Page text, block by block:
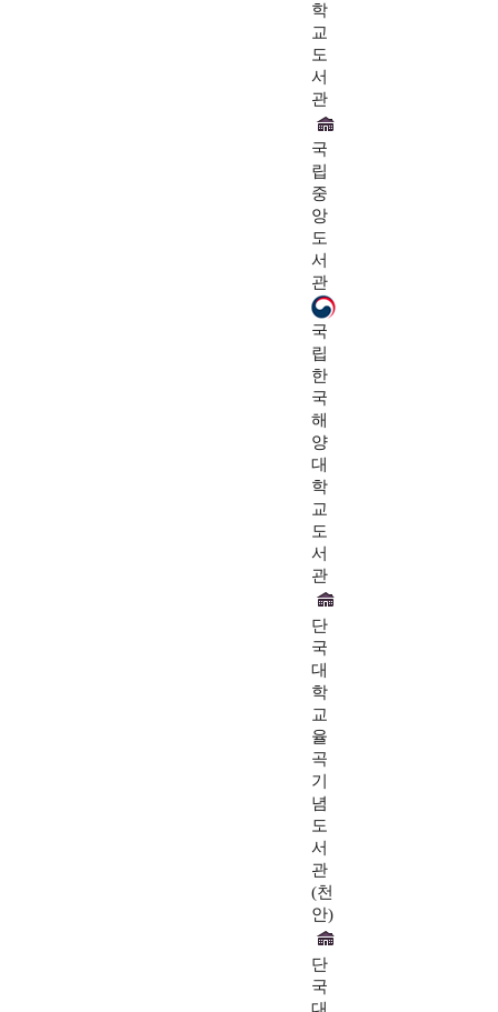
학
교
도
서
관
국
립
중
앙
도
서
관
국
립
한
국
해
양
대
학
교
도
서
관
단
국
대
학
교
율
곡
기
념
도
서
관
(천
안)
단
국
대